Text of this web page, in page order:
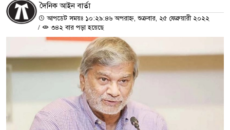
দৈনিক আইন বার্তা
আপডেট সময়ঃ ১০:২৯:৪৬ অপরাহ্ন, শুক্রবার, ২৫ ফেব্রুয়ারী ২০২২
/
৩৪২ বার পড়া হয়েছে